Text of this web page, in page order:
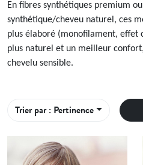
En fibres synthétiques premium
synthétique/cheveu naturel, ces
plus élaboré (monofilament, effet
plus naturel et un meilleur
chevelu sensible.
Trier par : Pertinence